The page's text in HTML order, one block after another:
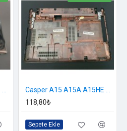
118,80₺
Sepete Ekle